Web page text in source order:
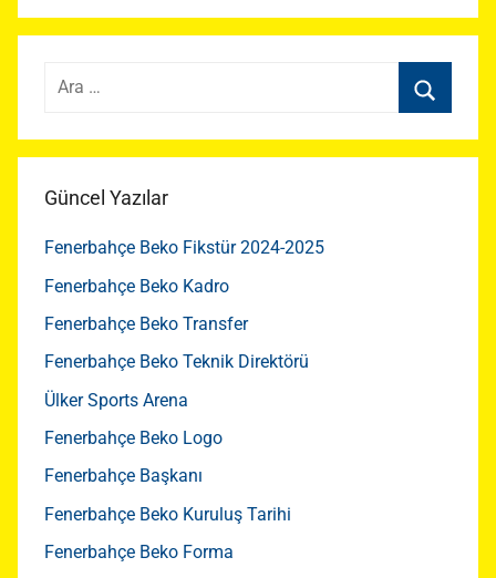
Arama:
Güncel Yazılar
Fenerbahçe Beko Fikstür 2024-2025
Fenerbahçe Beko Kadro
Fenerbahçe Beko Transfer
Fenerbahçe Beko Teknik Direktörü
Ülker Sports Arena
Fenerbahçe Beko Logo
Fenerbahçe Başkanı
Fenerbahçe Beko Kuruluş Tarihi
Fenerbahçe Beko Forma